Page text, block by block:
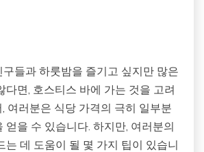
들과 하룻밤을 즐기고 싶지만 많은
다면, 호스티스 바에 가는 것을 고려
여러분은 식당 가격의 극히 일부분
얻을 수 있습니다. 하지만, 여러분의
는 데 도움이 될 몇 가지 팁이 있습니